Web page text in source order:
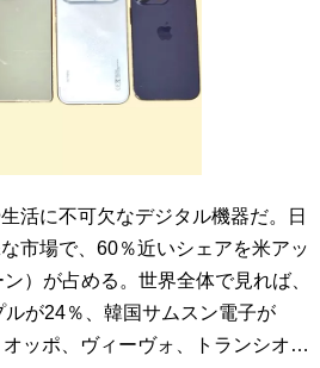
活に不可欠なデジタル機器だ。日
市場で、60％近いシェアを米アッ
）が占める。世界全体で見れば、
が24％、韓国サムスン電子が
ッポ、ヴィーヴォ、トランシオ…